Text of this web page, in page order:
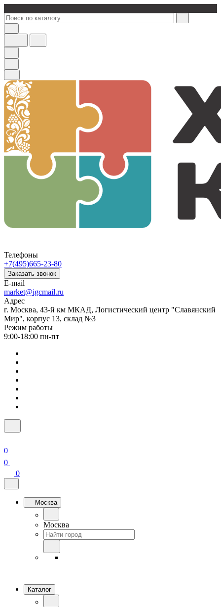
Телефоны
+7(495)665-23-80
Заказать звонок
E-mail
market@igcmail.ru
Адрес
г. Москва, 43-й км МКАД, Логистический центр "Славянский
Мир", корпус 13, склад №3
Режим работы
9:00-18:00 пн-пт
0
0
0
Москва
Москва
Каталог